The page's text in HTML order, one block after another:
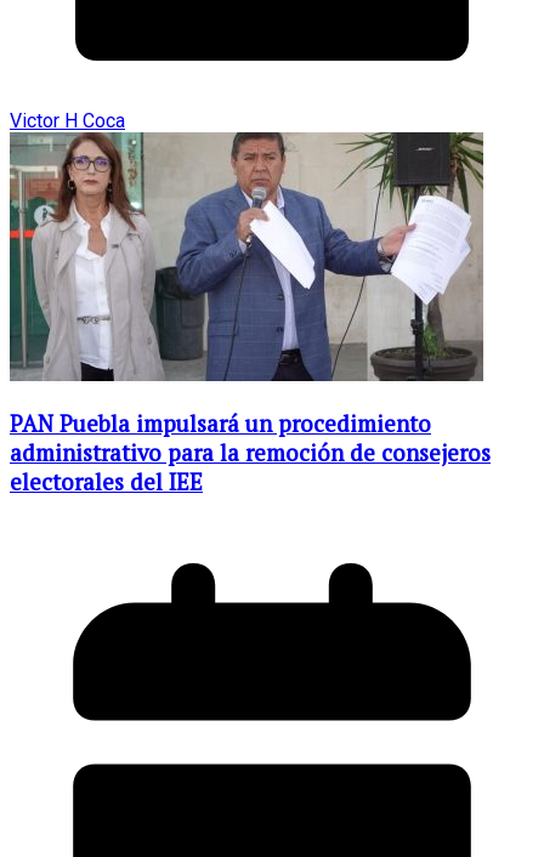
Victor H Coca
PAN Puebla impulsará un procedimiento
administrativo para la remoción de consejeros
electorales del IEE